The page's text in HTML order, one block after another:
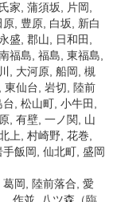
家, 蒲須坂, 片岡,
, 豊原, 白坂, 新白
盛, 郡山, 日和田,
福島, 福島, 東福島,
, 大河原, 船岡, 槻
東仙台, 岩切, 陸前
, 松山町, 小牛田,
, 有壁, 一ノ関, 山
上, 村崎野, 花巻,
飯岡, 仙北町, 盛岡
岡, 陸前落合, 愛